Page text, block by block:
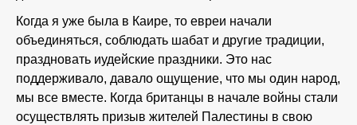
Когда я уже была в Каире, то евреи начали
объединяться, соблюдать шабат и другие традиции,
праздновать иудейские праздники. Это нас
поддерживало, давало ощущение, что мы один народ,
мы все вместе. Когда британцы в начале войны стали
осуществлять призыв жителей Палестины в свою